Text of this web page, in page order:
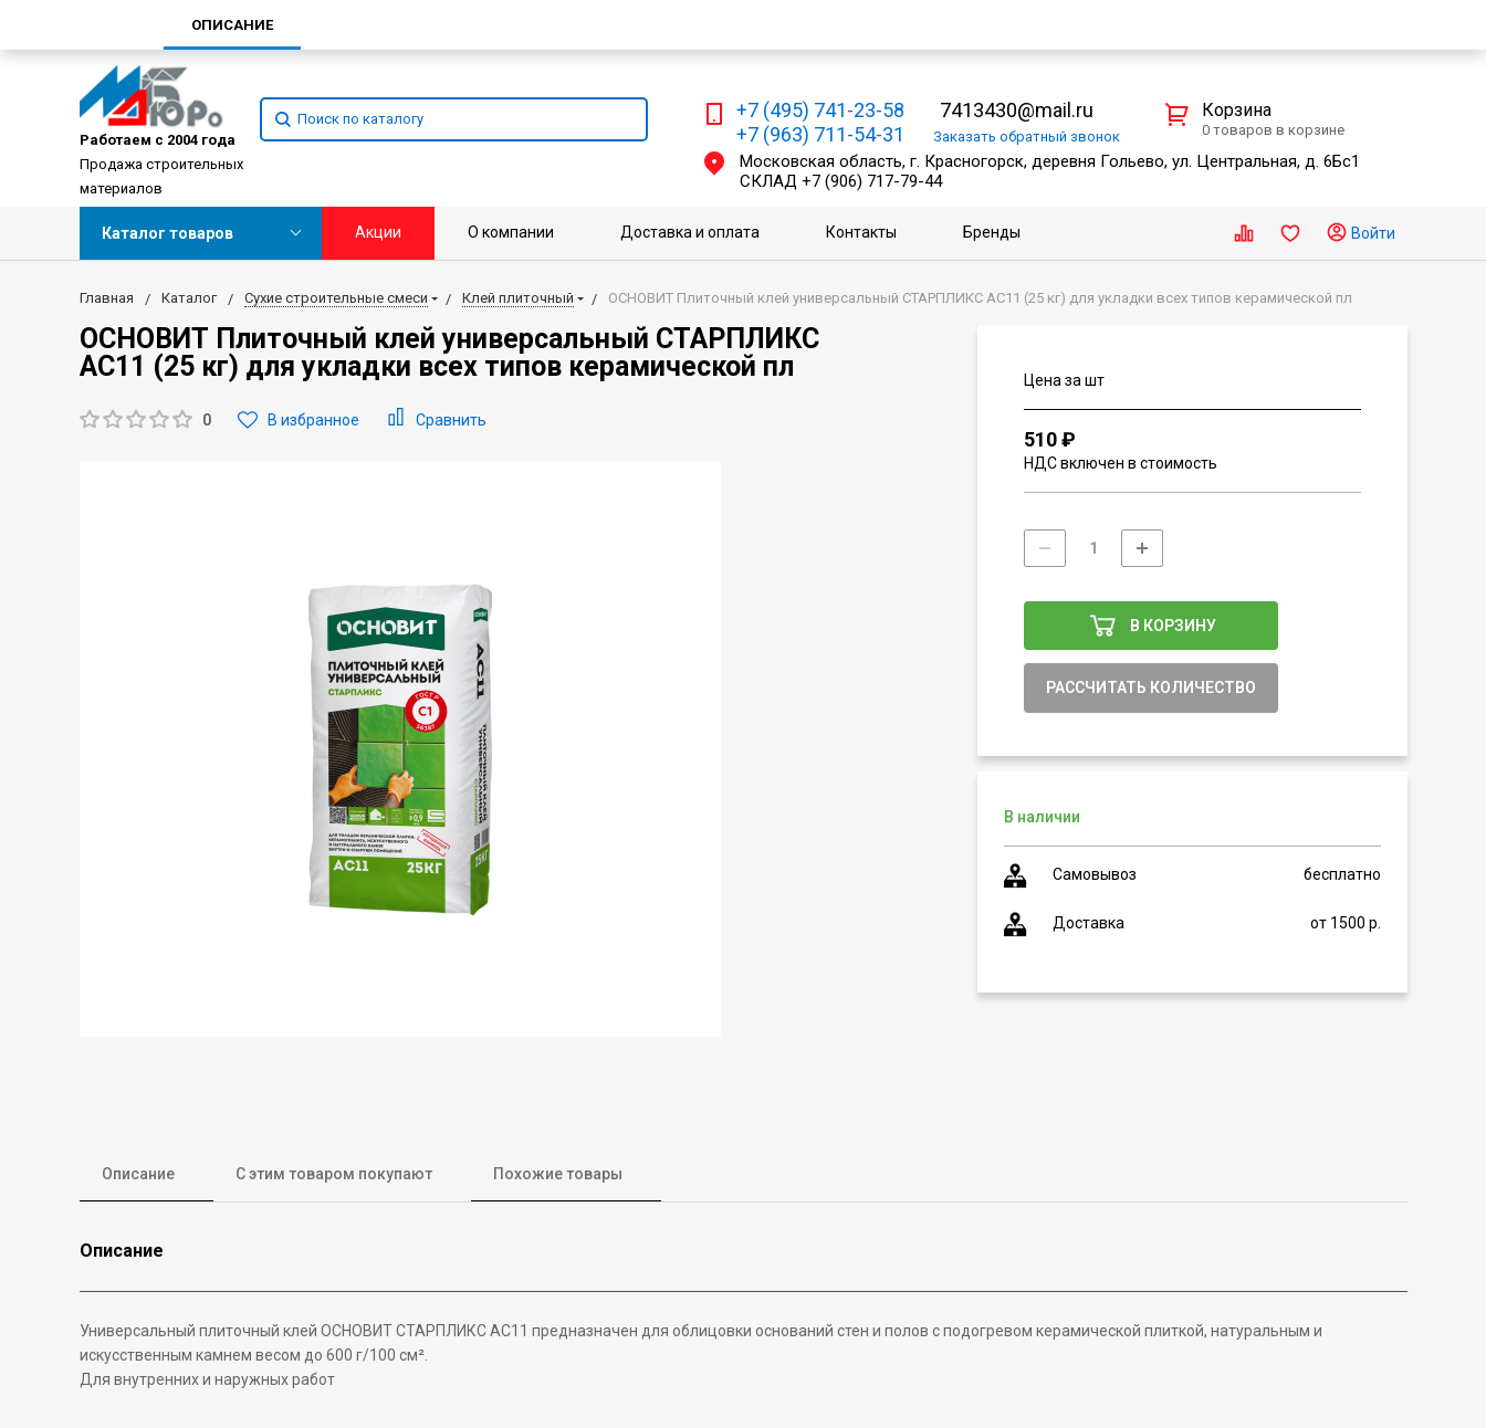
Работаем с 2004 года
Продажа строительных
материалов
+7 (495) 741-23-58
+7 (963) 711-54-31
7413430@mail.ru
Заказать обратный звонок
Московская область, г. Красногорск, деревня Гольево, ул. Центральная, д. 6Бс1
СКЛАД +7 (906) 717-79-44
Корзина
0 товаров в корзине
Каталог товаров Акции О компании Доставка и оплата Контакты Бренды Войти
Главная Каталог Сухие строительные смеси Клей плиточный ОСНОВИТ Плиточный клей универсальный СТАРПЛИКС AC11 (25 кг) для укладки всех типов керамической пл
ОСНОВИТ Плиточный клей универсальный СТАРПЛИКС
AC11 (25 кг) для укладки всех типов керамической пл
0 В избранное Сравнить
Цена за шт
510 ₽
НДС включен в стоимость
В КОРЗИНУ
РАССЧИТАТЬ КОЛИЧЕСТВО
В наличии
Самовывоз бесплатно
Доставка от 1500 р.
Описание С этим товаром покупают Похожие товары
Описание
Универсальный плиточный клей ОСНОВИТ СТАРПЛИКС АC11 предназначен для облицовки оснований стен и полов с подогревом керамической плиткой, натуральным и
искусственным камнем весом до 600 г/100 см².
Для внутренних и наружных работ
ОПИСАНИЕ